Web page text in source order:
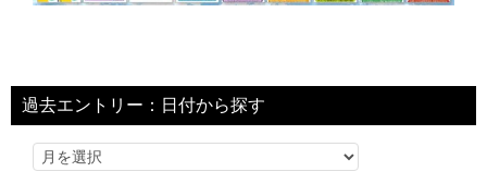
過去エントリー：日付から探す